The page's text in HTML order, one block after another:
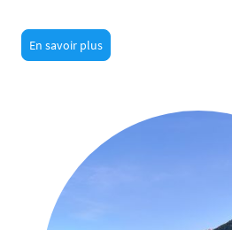
En savoir plus